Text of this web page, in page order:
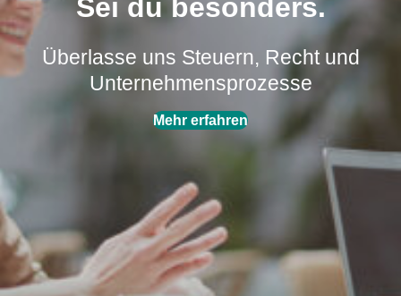
AKTUELLES
ÜBER UNS
Sei du besonders.
Überlasse uns Steuern, Recht und
Unternehmensprozesse
Mehr erfahren